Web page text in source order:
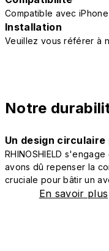
Compatible avec
Installation
Veuillez vous référer à
Notre
Un design
RHINOSHIELD
avons dû repenser la
cruciale pour bâtir un
En savoir plus